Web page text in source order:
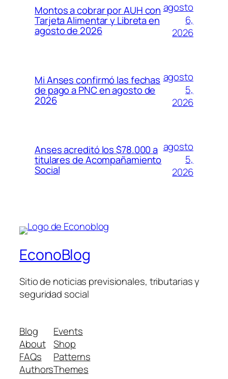
Montos a cobrar por AUH con
Tarjeta Alimentar y Libreta en
agosto de 2026
agosto
6,
2026
Mi Anses confirmó las fechas
de pago a PNC en agosto de
2026
agosto
5,
2026
Anses acreditó los $78.000 a
titulares de Acompañamiento
Social
agosto
5,
2026
EconoBlog
Sitio de noticias previsionales, tributarias y
seguridad social
Blog
About
FAQs
Authors
Events
Shop
Patterns
Themes